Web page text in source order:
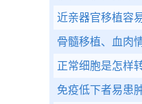
近亲器官移植容
骨髓移植、血肉
正常细胞是怎样
免疫低下者易患